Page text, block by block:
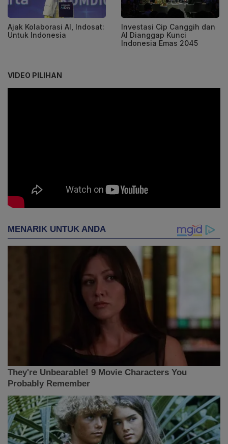
Ajak Kolaborasi AI, Indosat:
Untuk Indonesia
Investasi Cip Canggih dan
AI Dianggap Kunci
Indonesia Emas 2045
VIDEO PILIHAN